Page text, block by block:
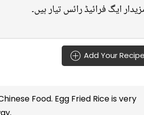
ایگ فرائیڈ رائس تیار ہیں۔
Add Your Recipe
Food. Egg Fried Rice is very